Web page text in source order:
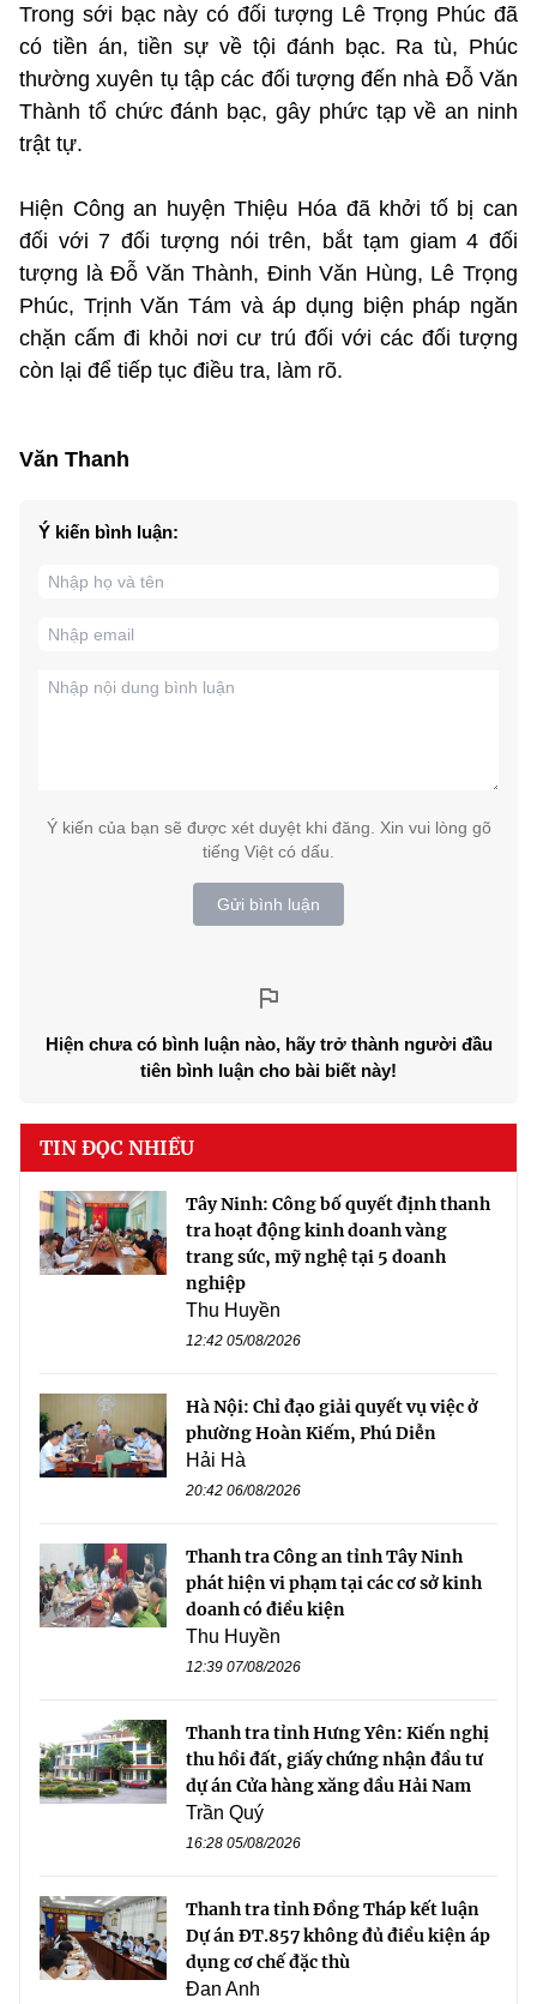
Trong sới bạc này có đối tượng Lê Trọng Phúc đã
có tiền án, tiền sự về tội đánh bạc. Ra tù, Phúc
thường xuyên tụ tập các đối tượng đến nhà Đỗ Văn
Thành tổ chức đánh bạc, gây phức tạp về an ninh
trật tự.
Hiện Công an huyện Thiệu Hóa đã khởi tố bị can
đối với 7 đối tượng nói trên, bắt tạm giam 4 đối
tượng là Đỗ Văn Thành, Đinh Văn Hùng, Lê Trọng
Phúc, Trịnh Văn Tám và áp dụng biện pháp ngăn
chặn cấm đi khỏi nơi cư trú đối với các đối tượng
còn lại để tiếp tục điều tra, làm rõ.
Văn Thanh
Ý kiến bình luận:
Ý kiến của bạn sẽ được xét duyệt khi đăng. Xin vui lòng gõ
tiếng Việt có dấu.
Gửi bình luận
Hiện chưa có bình luận nào, hãy trở thành người đầu
tiên bình luận cho bài biết này!
TIN ĐỌC NHIỀU
Tây Ninh: Công bố quyết định thanh
tra hoạt động kinh doanh vàng
trang sức, mỹ nghệ tại 5 doanh
nghiệp
Thu Huyền
12:42 05/08/2026
Hà Nội: Chỉ đạo giải quyết vụ việc ở
phường Hoàn Kiếm, Phú Diễn
Hải Hà
20:42 06/08/2026
Thanh tra Công an tỉnh Tây Ninh
phát hiện vi phạm tại các cơ sở kinh
doanh có điều kiện
Thu Huyền
12:39 07/08/2026
Thanh tra tỉnh Hưng Yên: Kiến nghị
thu hồi đất, giấy chứng nhận đầu tư
dự án Cửa hàng xăng dầu Hải Nam
Trần Quý
16:28 05/08/2026
Thanh tra tỉnh Đồng Tháp kết luận
Dự án ĐT.857 không đủ điều kiện áp
dụng cơ chế đặc thù
Đan Anh